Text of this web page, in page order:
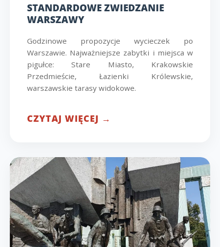
STANDARDOWE ZWIEDZANIE
WARSZAWY
Godzinowe propozycje wycieczek po
Warszawie. Najważniejsze zabytki i miejsca w
pigułce: Stare Miasto, Krakowskie
Przedmieście, Łazienki Królewskie,
warszawskie tarasy widokowe.
CZYTAJ WIĘCEJ →